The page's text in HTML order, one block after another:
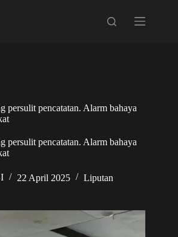
persulit pencatatan. Alarm bahaya
persulit pencatatan. Alarm bahaya
22 April 2025 Liputan